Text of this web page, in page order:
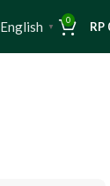
English ▼
0 RP